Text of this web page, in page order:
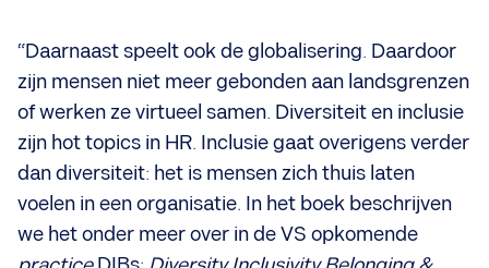
“Daarnaast speelt ook de globalisering. Daardoor
zijn mensen niet meer gebonden aan landsgrenzen
of werken ze virtueel samen. Diversiteit en inclusie
zijn hot topics in HR. Inclusie gaat overigens verder
dan diversiteit: het is mensen zich thuis laten
voelen in een organisatie. In het boek beschrijven
we het onder meer over in de VS opkomende